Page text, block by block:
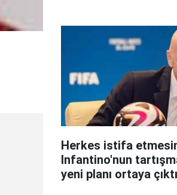
Herkes istifa
Infantino'nun
yeni planı ortaya